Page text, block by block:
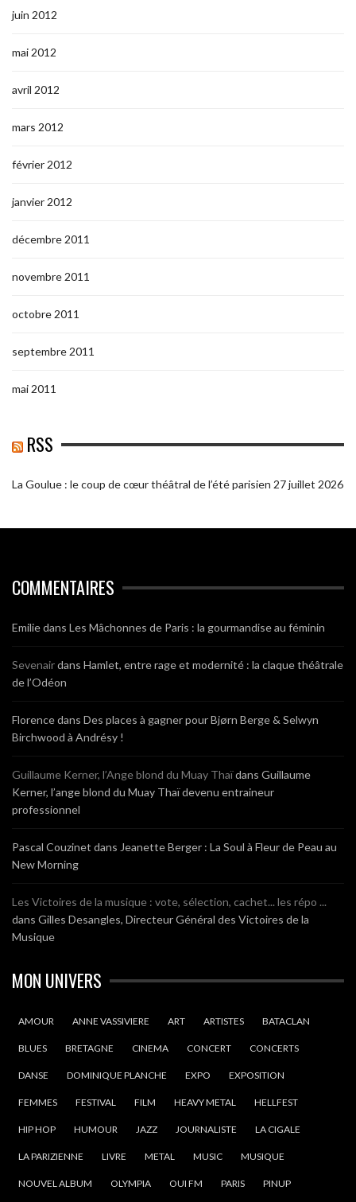
juin 2012
mai 2012
avril 2012
mars 2012
février 2012
janvier 2012
décembre 2011
novembre 2011
octobre 2011
septembre 2011
mai 2011
RSS
La Goulue : le coup de cœur théâtral de l’été parisien 27 juillet 2026
COMMENTAIRES
Emiliedans Les Mâchonnes de Paris : la gourmandise au féminin
Sevenairdans Hamlet, entre rage et modernité : la claque théâtrale
de l’Odéon
Florencedans Des places à gagner pour Bjørn Berge & Selwyn
Birchwood à Andrésy !
Guillaume Kerner, l’Ange blond du Muay Thaïdans Guillaume
Kerner, l’ange blond du Muay Thaï devenu entraineur
professionnel
Pascal Couzinet dans Jeanette Berger : La Soul à Fleur de Peau au
New Morning
Les Victoires de la musique : vote, sélection, cachet... les répo ...
dans Gilles Desangles, Directeur Général des Victoires de la
Musique
MON UNIVERS
AMOUR ANNE VASSIVIERE ART ARTISTES BATACLAN
BLUES BRETAGNE CINEMA CONCERT CONCERTS
DANSE DOMINIQUE PLANCHE EXPO EXPOSITION
FEMMES FESTIVAL FILM HEAVY METAL HELLFEST
HIP HOP HUMOUR JAZZ JOURNALISTE LA CIGALE
LA PARIZIENNE LIVRE METAL MUSIC MUSIQUE
NOUVEL ALBUM OLYMPIA OUI FM PARIS PINUP